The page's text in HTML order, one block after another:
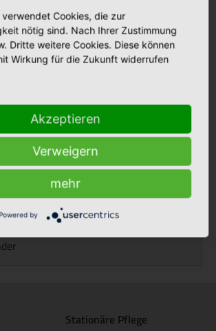
und Geburtshilfe.
Stationäre Pflege
verwendet Cookies, die zur
nötig sind. Nach Ihrer Zustimmung
Dritte weitere Cookies. Diese können
Wirkung für die Zukunft widerrufen
Akzeptieren
Verweigern
mehr
Powered by